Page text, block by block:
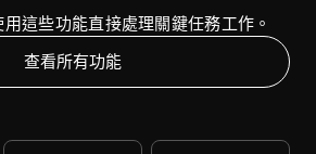
這些功能直接處理關鍵任務工作。
查看所有功能